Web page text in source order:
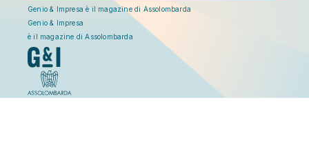
Genio & Impresa è il magazine di Assolombarda
Genio & Impresa
è il magazine di Assolombarda